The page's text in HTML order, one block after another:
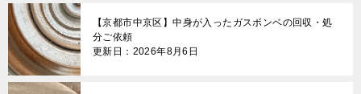
【京都市中京区】中身が入ったガスボンベの回収・処
分ご依頼
更新日：2026年8月6日